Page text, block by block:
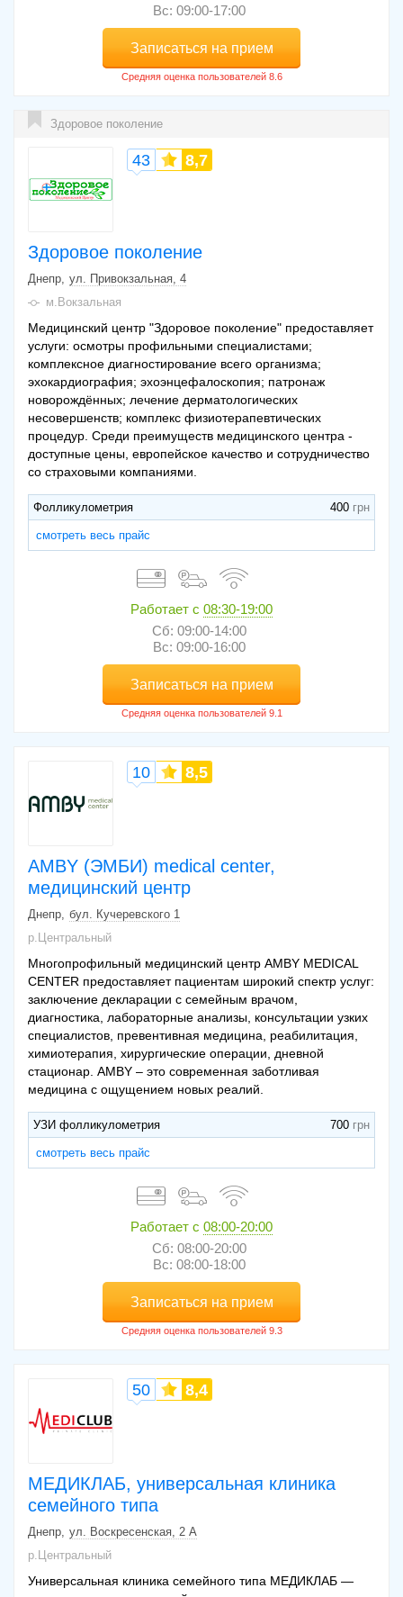
Вс: 09:00-17:00
Записаться на прием
Здоровое поколение
Здоровое поколение
43 8,7
Днепр ул. Привокзальная, 4
м.Вокзальная
Медицинский центр "Здоровое поколение" предоставляет
услуги: осмотры профильными специалистами;
комплексное диагностирование всего организма;
эхокардиография; эхоэнцефалоскопия; патронаж
новорождённых; лечение дерматологических
несовершенств; комплекс физиотерапевтических
процедур. Среди преимуществ медицинского центра -
доступные цены, европейское качество и сотрудничество
со страховыми компаниями.
Фолликулометрия 400
смотреть весь прайс
Работает с 08:30-19:00
Сб: 09:00-14:00
Вс: 09:00-16:00
Записаться на прием
AMBY (ЭМБИ) medical center,
медицинский центр
10 8,5
Днепр бул. Кучеревского 1
р.Центральный
Многопрофильный медицинский центр AMBY MEDICAL
CENTER предоставляет пациентам широкий спектр услуг:
заключение декларации с семейным врачом,
диагностика, лабораторные анализы, консультации узких
специалистов, превентивная медицина, реабилитация,
химиотерапия, хирургические операции, дневной
стационар. AMBY – это современная заботливая
медицина с ощущением новых реалий.
УЗИ фолликулометрия 700
смотреть весь прайс
Работает с 08:00-20:00
Сб: 08:00-20:00
Вс: 08:00-18:00
Записаться на прием
МЕДИКЛАБ, универсальная клиника
семейного типа
50 8,4
Днепр ул. Воскресенская, 2 А
р.Центральный
Универсальная клиника семейного типа МЕДИКЛАБ —